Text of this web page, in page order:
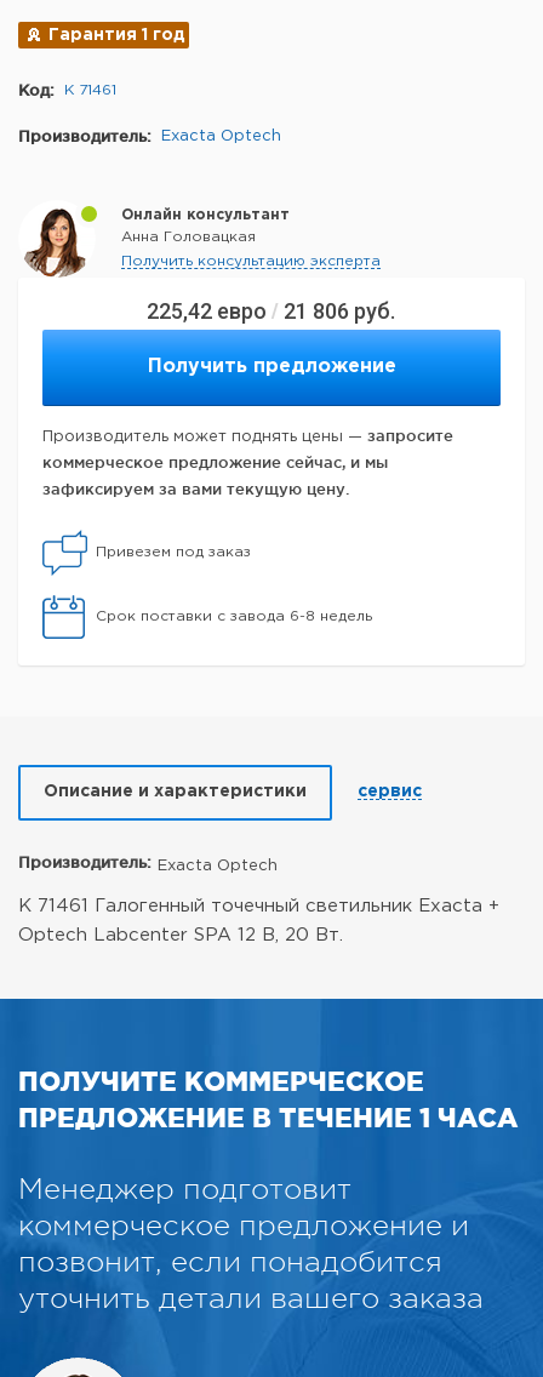
225,42 евро / 21 806 руб.
Получить предложение
Производитель может поднять цены — запросите
коммерческое предложение сейчас, и мы
зафиксируем за вами текущую цену.
Привезем под заказ
Срок поставки с завода 6-8 недель
Гарантия 1 год
Код: K 71461
Производитель: Exacta Optech
Онлайн консультант
Анна Головацкая
Получить консультацию эксперта
Описание и характеристики сервис
Производитель: Exacta Optech
K 71461 Галогенный точечный светильник Exacta +
Optech Labcenter SPA 12 В, 20 Вт.
ПОЛУЧИТЕ КОММЕРЧЕСКОЕ
ПРЕДЛОЖЕНИЕ В ТЕЧЕНИЕ 1 ЧАСА
Менеджер подготовит
коммерческое предложение и
позвонит, если понадобится
уточнить детали вашего заказа